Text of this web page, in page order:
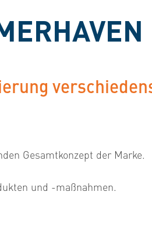
Gesamtkonzept der Marke.
und -maßnahmen.